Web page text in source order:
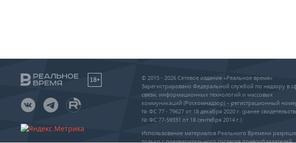
18+
© 2015 - 2026 Сетевое издание «Реальное время»
Зарегистрировано Федеральной службой по надзору в
связи, информационных технологий и массовых
коммуникаций (Роскомнадзор) – регистрационный
№ ФС 77 - 79627 от 18 декабря 2020 г. (ранее
№ ФС 77-59331 от 18 сентября 2014 г.)
Использование материалов Реального Времени
только с предварительного согласия правообладателей,